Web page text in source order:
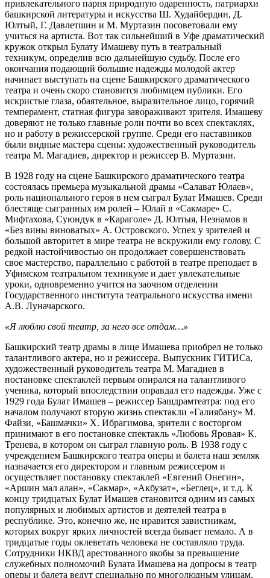
привлекательного парня природную одаренность, патриархи
башкирской литературы и искусства Ш. Худайбердин, Д.
Юлтый, Г. Давлетшин и М. Муртазин посоветовали ему
учиться на артиста. Вот так сильнейший в Уфе драматический
кружок открыл Булату Имашеву путь в театральный
техникум, определив всю дальнейшую судьбу. После его
окончания подающий большие надежды молодой актер
начинает выступать на сцене Башкирского драматического
театра и очень скоро становится любимцем публики. Его
искристые глаза, обаятельное, выразительное лицо, горячий
темперамент, статная фигура завораживают зрителя. Имашеву
доверяют не только главные роли почти во всех спектаклях,
но и работу в режиссерской группе. Среди его наставников
были видные мастера сцены: художественный руководитель
театра М. Магадиев, директор и режиссер В. Муртазин.
В 1928 году на сцене Башкирского драматического театра
состоялась премьера музыкальной драмы «Салават Юлаев»,
роль национального героя в нем сыграл Булат Имашев. Среди
блестяще сыгранных им ролей – Юлай в «Сакмаре» С.
Мифтахова, Суюндук в «Караголе» Д. Юлтыя, Незнамов в
«Без вины виноватых» А. Островского. Успех у зрителей и
большой авторитет в мире театра не вскружили ему голову. С
редкой настойчивостью он продолжает совершенствовать
свое мастерство, параллельно с работой в театре преподает в
Уфимском театральном техникуме и дает увлекательные
уроки, одновременно учится на заочном отделении
Государственного института театрального искусства имени
А.В. Луначарского.
«Я люблю свой театр, за него все отдам…»
Башкирский театр драмы в лице Имашева приобрел не только
талантливого актера, но и режиссера. Выпускник ГИТИСа,
художественный руководитель театра М. Магадиев в
постановке спектаклей первым опирался на талантливого
ученика, который впоследствии оправдал его надежды. Уже с
1929 года Булат Имашев – режиссер Башдрамтеатра: под его
началом получают вторую жизнь спектакли «Галиябану» М.
Файзи, «Башмачки» Х. Ибрагимова, зрители с восторгом
принимают в его постановке спектакль «Любовь Яровая» К.
Тренева, в котором он сыграл главную роль. В 1938 году с
учреждением Башкирского театра оперы и балета наш земляк
назначается его директором и главным режиссером и
осуществляет постановку спектаклей «Евгений Онегин»,
«Аршин мал алан», «Сакмар», «Акбузат», «Беглец», и т.д. К
концу тридцатых Булат Имашев становится одним из самых
популярных и любимых артистов и деятелей театра в
республике. Это, конечно же, не нравится завистникам,
которых вокруг ярких личностей всегда бывает немало. А в
тридцатые годы оклеветать человека не составляло труда.
Сотрудники НКВД арестованного якобы за превышение
служебных полномочий Булата Имашева на допросы в театр
оперы и балета ведут специально по многолюдным улицам,